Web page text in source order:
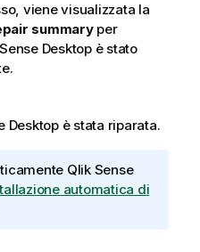
viene visualizzata la
summaryper
Desktopè stato
Desktopè stata riparata.
Qlik Sense
automatica di